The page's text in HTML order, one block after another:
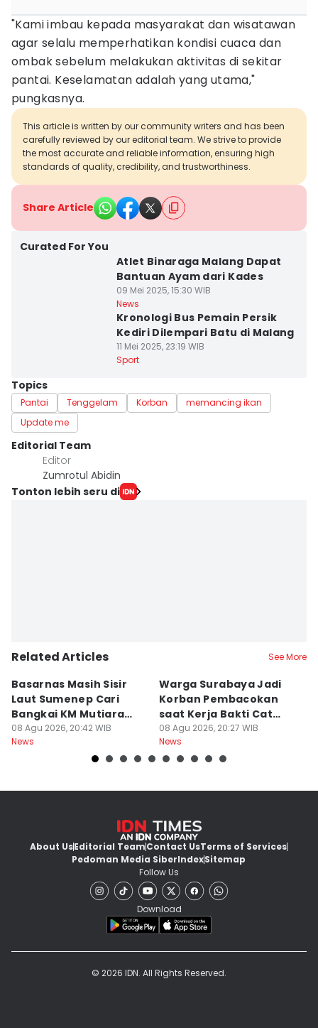
"Kami imbau kepada masyarakat dan wisatawan
agar selalu memperhatikan kondisi cuaca dan
ombak sebelum melakukan aktivitas di sekitar
pantai. Keselamatan adalah yang utama,"
pungkasnya.
This article is written by our community writers and has been
carefully reviewed by our editorial team. We strive to provide
the most accurate and reliable information, ensuring high
standards of quality, credibility, and trustworthiness.
Share Article
Curated For You
Atlet Binaraga Malang Dapat
Bantuan Ayam dari Kades
09 Mei 2025, 15:30 WIB
News
Kronologi Bus Pemain Persik
Kediri Dilempari Batu di Malang
11 Mei 2025, 23:19 WIB
Sport
Topics
Pantai Tenggelam Korban
memancing ikan
Update me
Editorial Team
Editor
Zumrotul Abidin
Tonton lebih seru di
Related Articles See More
Basarnas Masih Sisir
Laut Sumenep Cari
Bangkai KM Mutiara
Sentosa II
08 Agu 2026, 20:42 WIB
News
Warga Surabaya Jadi
Korban Pembacokan
saat Kerja Bakti Cat
Gapura
08 Agu 2026, 20:27 WIB
News
About UsEditorial TeamContact UsTerms of Services
Pedoman Media SiberIndexSitemap
Follow Us
Download
© 2026 IDN. All Rights Reserved.